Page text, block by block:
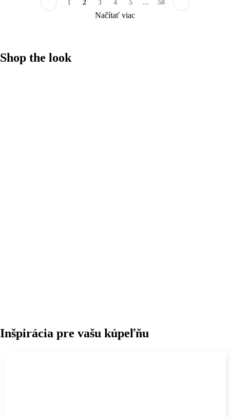
1 2 3 4 5 ... 50
Načítať viac
Shop the look
Inšpirácia pre vašu kúpeľňu